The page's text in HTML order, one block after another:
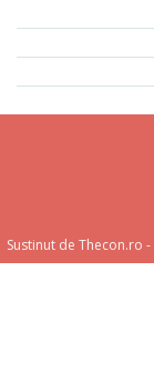
Sustinut de Thecon.ro -